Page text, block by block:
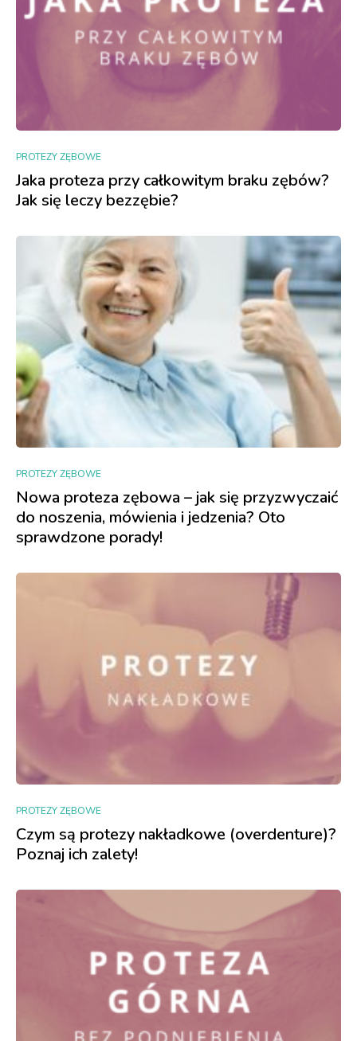
PROTEZY ZĘBOWE
Jaka proteza przy całkowitym braku zębów?
Jak się leczy bezzębie?
PROTEZY ZĘBOWE
Nowa proteza zębowa – jak się przyzwyczaić
do noszenia, mówienia i jedzenia? Oto
sprawdzone porady!
PROTEZY ZĘBOWE
Czym są protezy nakładkowe (overdenture)?
Poznaj ich zalety!